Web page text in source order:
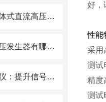
从实验室到现场：分体式直流高压发生器——电力检测领域的新宠
久益电力供应直流高压发生器有哪些优点？
抗干扰介质损耗测试仪：提升信号稳定性的必备工具
好，
性能
采用
测试
精度
测试